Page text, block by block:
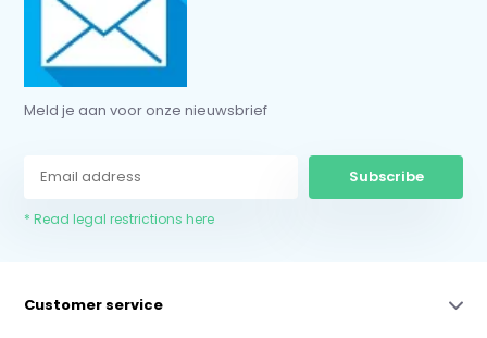
Meld je aan voor onze nieuwsbrief
Subscribe
* Read legal restrictions here
Customer service